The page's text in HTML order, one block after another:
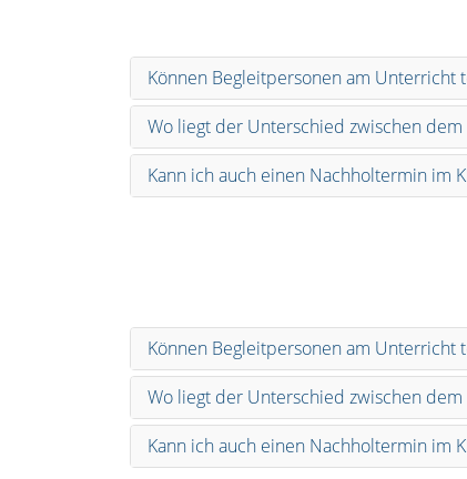
Können Begleitpersonen am Unterricht
Wo liegt der Unterschied zwischen
Kann ich auch einen Nachholtermin im
Können Begleitpersonen am Unterricht
Wo liegt der Unterschied zwischen
Kann ich auch einen Nachholtermin im